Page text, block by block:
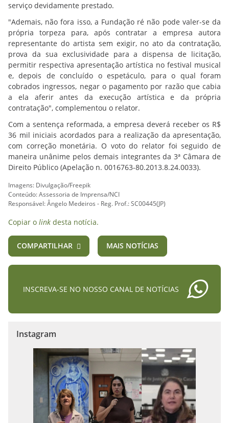
serviço devidamente prestado.
"Ademais, não fora isso, a Fundação ré não pode valer-se da
própria torpeza para, após contratar a empresa autora
representante do artista sem exigir, no ato da contratação,
prova da sua exclusividade para a dispensa de licitação,
permitir respectiva apresentação artística no festival musical
e, depois de concluído o espetáculo, para o qual foram
cobrados ingressos, negar o pagamento por razão que cabia
a ela aferir antes da execução artística e da própria
contratação", complementou o relator.
Com a sentença reformada, a empresa deverá receber os R$
36 mil iniciais acordados para a realização da apresentação,
com correção monetária. O voto do relator foi seguido de
maneira unânime pelos demais integrantes da 3ª Câmara de
Direito Público (Apelação n. 0016763-80.2013.8.24.0033).
Imagens: Divulgação/Freepik
Conteúdo: Assessoria de Imprensa/NCI
Responsável: Ângelo Medeiros - Reg. Prof.: SC00445(JP)
Copiar o link desta notícia.
COMPARTILHAR MAIS NOTÍCIAS
INSCREVA-SE NO NOSSO CANAL DE NOTÍCIAS
Instagram